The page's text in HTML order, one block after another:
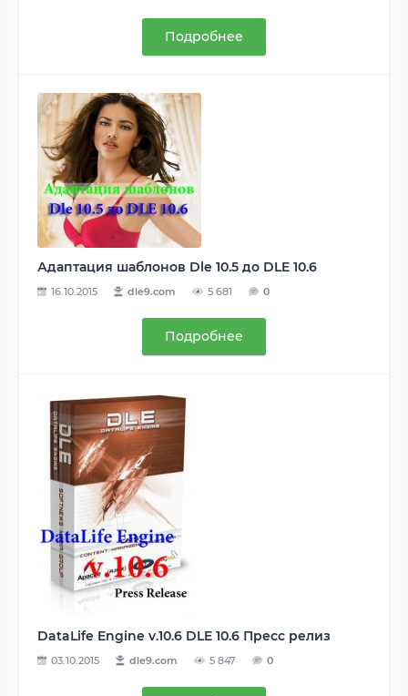
Подробнее
Адаптация шаблонов Dle 10.5 до DLE 10.6
16.10.2015 dle9.com 5 681 0
Подробнее
DataLife Engine v.10.6 DLE 10.6 Пресс релиз
03.10.2015 dle9.com 5 847 0